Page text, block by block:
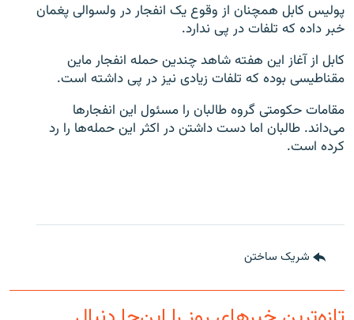
پولیس کابل همچنان از وقوع یک انفجار در ولسوالی پغمان
خبر داده که تلفات در پی ندارد.
کابل از آغاز این هفته شاهد چندین حمله انفجار ماین
مقناطیسی بوده که تلفات زیادی نیز در پی داشته است.
مقامات حکومتی گروه طالبان را مسئول این انفجارها
می‌داند. طالبان اما دست داشتن در اکثر این حمله‌ها را رد
کرده است.
شریک ساختن